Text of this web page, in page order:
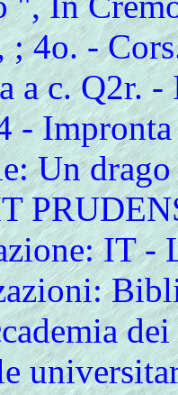
; 4o. -
a c. Q2r.
-
Un
IT -